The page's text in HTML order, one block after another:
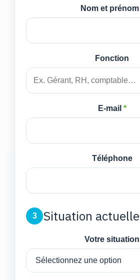
Nom et prénom
Fonction
E-mail *
Téléphone
3 Situation actuelle
Votre situation